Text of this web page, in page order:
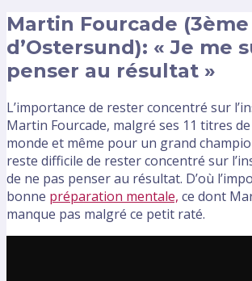
Martin Fourcade
d’Ostersund): « Je me
penser au résultat »
L’importance de rester concentré sur
Martin Fourcade, malgré ses 11 titres
monde et même pour un grand
reste difficile de rester concentré sur
de ne pas penser au résultat. D’où
bonne préparation mentale, ce dont
manque pas malgré ce petit raté.